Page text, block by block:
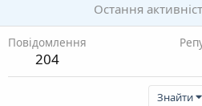
Остання
Повідомлення
204
Знайти